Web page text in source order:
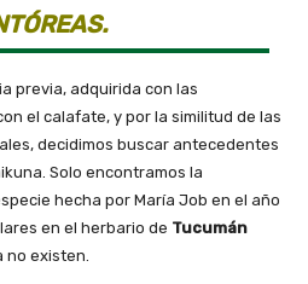
previa, adquirida con las
el calafate, y por la similitud de las
decidimos buscar antecedentes
Solo encontramos la
hecha por María Job en el año
en el herbario de Tucumán
existen.